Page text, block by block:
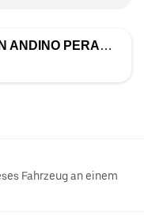
PERALTA
Fahrzeug an einem